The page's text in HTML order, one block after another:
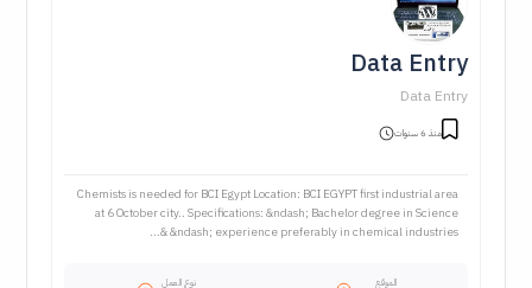
Data Entry
Data Entry
منذ 6 سنوات
Chemists is needed for BCI Egypt Location: BCI EGYPT first industrial area
at 6 October city.. Specifications: &ndash; Bachelor degree in Science
&ndash; experience preferably in chemical industries &...
الموقع نوع العمل